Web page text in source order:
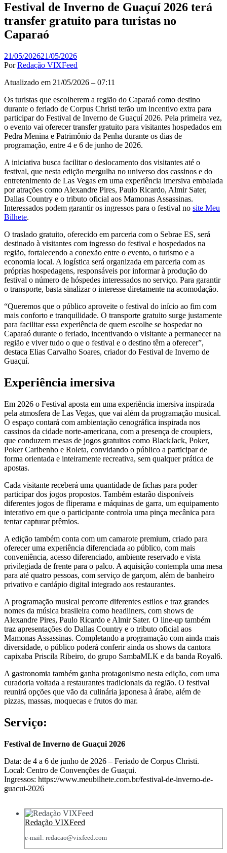
Festival de Inverno de Guaçuí 2026 terá
transfer gratuito para turistas no
Caparaó
21/05/202621/05/2026
Por Redação VIXFeed
Atualizado em 21/05/2026 – 07:11
Os turistas que escolherem a região do Caparaó como destino
durante o feriado de Corpus Christi terão um incentivo extra para
participar do Festival de Inverno de Guaçuí 2026. Pela primeira vez,
o evento vai oferecer transfer gratuito para visitantes hospedados em
Pedra Menina e Patrimônio da Penha durante os dias de
programação, entre 4 e 6 de junho de 2026.
A iniciativa busca facilitar o deslocamento dos visitantes até o
festival, que nesta edição mergulha no universo dos cassinos e do
entretenimento de Las Vegas em uma experiência imersiva embalada
por atrações como Alexandre Pires, Paulo Ricardo, Almir Sater,
Dallas Country e o tributo oficial aos Mamonas Assassinas.
Interessados podem garantir os ingressos para o festival no site Meu
Bilhete.
O traslado gratuito, oferecido em parceria com o Sebrae ES, será
destinado à visitantes com ingresso do festival e hospedados na
região, fortalecendo a conexão entre o evento, o turismo e a
economia local. A logística será organizada em parceria com as
próprias hospedagens, responsáveis por informar à produção do
festival o número de hóspedes interessados no serviço. Para garantir
o transporte, basta sinalizar o interesse diretamente na acomodação.
“Queremos que o público aproveite o festival do início ao fim com
mais conforto e tranquilidade. O transporte gratuito surge justamente
para facilitar essa experiência de quem escolhe se hospedar no
Caparaó durante o feriado, incentivando o visitante a permanecer na
região e viver tudo o que o festival e o destino têm a oferecer”,
destaca Elias Carvalho Soares, criador do Festival de Inverno de
Guaçuí.
Experiência imersiva
Em 2026 o Festival aposta em uma experiência imersiva inspirada
pela atmosfera de Las Vegas, que vai além da programação musical.
O espaço contará com ambientação cenográfica inspirada nos
cassinos da cidade norte-americana, com a presença de croupiers,
que conduzem mesas de jogos gratuitos como BlackJack, Poker,
Poker Caribenho e Roleta, convidando o público a participar de
forma orientada e inteiramente recreativa, sem qualquer prática de
apostas.
Cada visitante receberá uma quantidade de fichas para poder
participar dos jogos propostos. Também estarão disponíveis
diferentes jogos de fliperama e máquinas de garra, um equipamento
interativo em que o participante controla uma pinça mecânica para
tentar capturar prêmios.
A edição também conta com um camarote premium, criado para
oferecer uma experiência diferenciada ao público, com mais
conveniência, acesso diferenciado, ambiente reservado e vista
privilegiada de frente para o palco. A aquisição contempla uma mesa
para até quatro pessoas, com serviço de garçom, além de banheiro
privativo e cardápio digital integrado aos restaurantes.
A programação musical percorre diferentes estilos e traz grandes
nomes da música brasileira como headliners, com shows de
Alexandre Pires, Paulo Ricardo e Almir Sater. O line-up também
traz apresentações do Dallas Country e o tributo oficial aos
Mamonas Assassinas. Completando a programação com ainda mais
diversidade, o público poderá conferir ainda os shows da cantora
capixaba Priscila Ribeiro, do grupo SambaMLK e da banda Royal6.
A gastronomia também ganha protagonismo nesta edição, com uma
curadoria voltada a restaurantes tradicionais da região. O festival
reunirá opções que vão da culinária japonesa à árabe, além de
pizzas, massas, moquecas e frutos do mar.
Serviço:
Festival de Inverno de Guaçui 2026
Data: de 4 a 6 de junho de 2026 – Feriado de Corpus Christi.
Local: Centro de Convenções de Guaçui.
Ingressos: https://www.meubilhete.com.br/festival-de-inverno-de-
guacui-2026
Redação VIXFeed
e-mail: redacao@vixfeed.com